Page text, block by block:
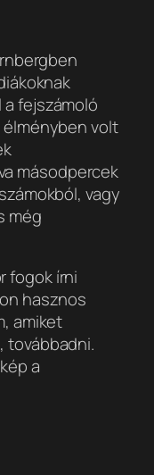
a fejszámoló
volt
másodpercek
vagy
még
fogok írni
hasznos
amiket
továbbadni.
a